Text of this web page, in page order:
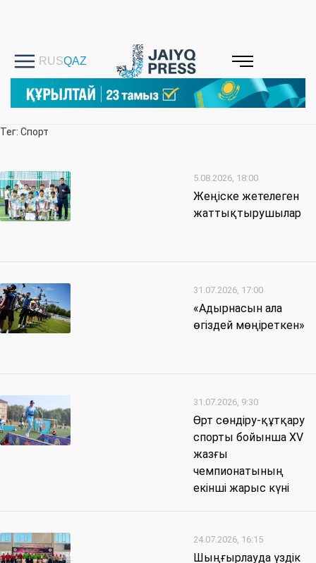
Тег: Спорт
5.08.2026, 18:00
Жеңіске жетелеген
жаттықтырушылар
31.07.2026, 17:00
«Адырнасын ала
өгіздей мөңіреткен»
31.07.2026, 9:30
Өрт сөндіру-құтқару
спорты бойынша XV
жазғы
чемпионатының
екінші жарыс күні
24.07.2026, 16:15
Шыңғырлауда үздік